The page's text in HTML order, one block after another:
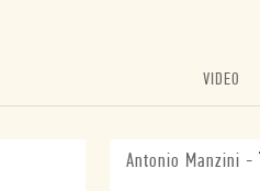
VIDEO
Antonio Manzini -